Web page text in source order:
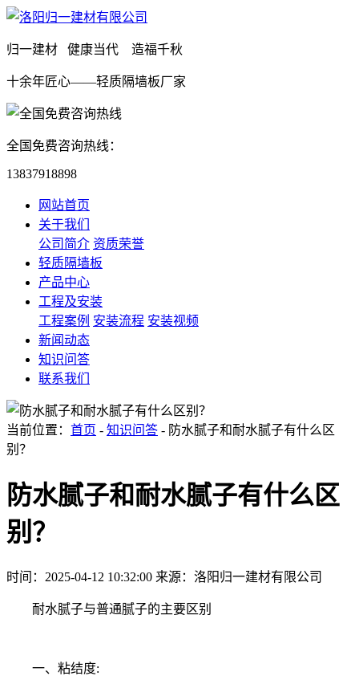
归一建材 健康当代 造福千秋
十余年匠心——轻质隔墙板厂家
全国免费咨询热线：
13837918898
网站首页
关于我们
公司简介 资质荣誉
轻质隔墙板
产品中心
工程及安装
工程案例 安装流程 安装视频
新闻动态
知识问答
联系我们
当前位置： 首页 - 知识问答 - 防水腻子和耐水腻子有什么区
别？
防水腻子和耐水腻子有什么区
别？
时间：2025-04-12 10:32:00 来源：洛阳归一建材有限公司
耐水腻子与普通腻子的主要区别
一、粘结度: